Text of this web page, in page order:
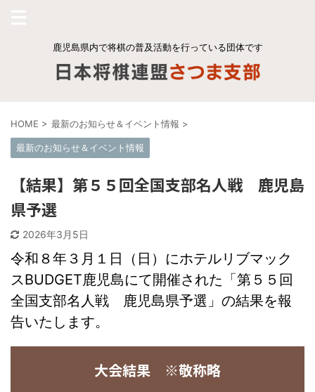
鹿児島県内で将棋の普及活動を行っている団体です
HOME > 最新のお知らせ＆イベント情報 >
最新のお知らせ＆イベント情報
【結果】第５５回全国支部名人戦 鹿児島
県予選
2026年3月5日
令和８年３月１日（日）にホテルリブマック
スBUDGET鹿児島にて開催された「第５５回
全国支部名人戦 鹿児島県予選」の結果を報
告いたします。
大会結果 ※敬称略